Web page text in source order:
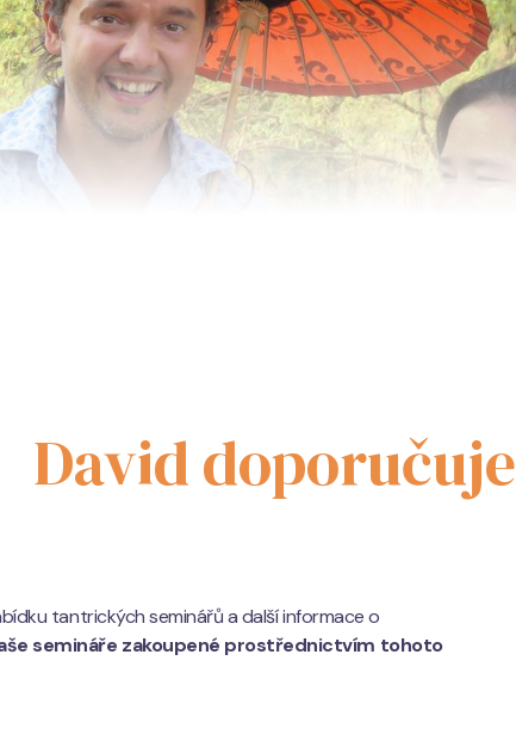
David doporučuje
tantrických seminářů a další informace o
semináře zakoupené prostřednictvím tohoto